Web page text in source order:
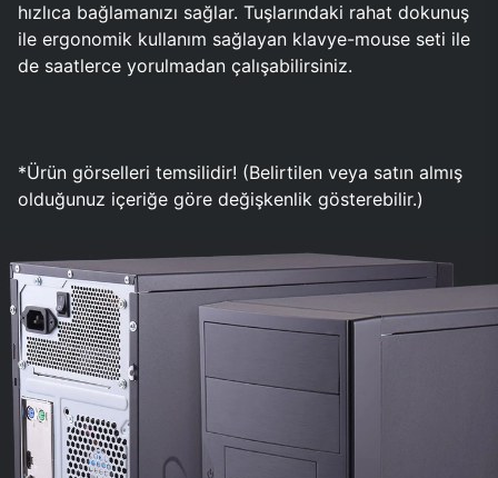
hızlıca bağlamanızı sağlar. Tuşlarındaki rahat dokunuş
ile ergonomik kullanım sağlayan klavye-mouse seti ile
de saatlerce yorulmadan çalışabilirsiniz.
*Ürün görselleri temsilidir! (Belirtilen veya satın almış
olduğunuz içeriğe göre değişkenlik gösterebilir.)